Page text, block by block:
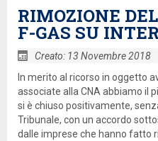
RIMOZIONE
F-GAS SU
Creato: 13 Novembre 2018
In merito al ricorso in oggetto
associate alla CNA abbiamo il
si è chiuso positivamente,
Tribunale, con un accordo
dalle imprese che hanno fatto